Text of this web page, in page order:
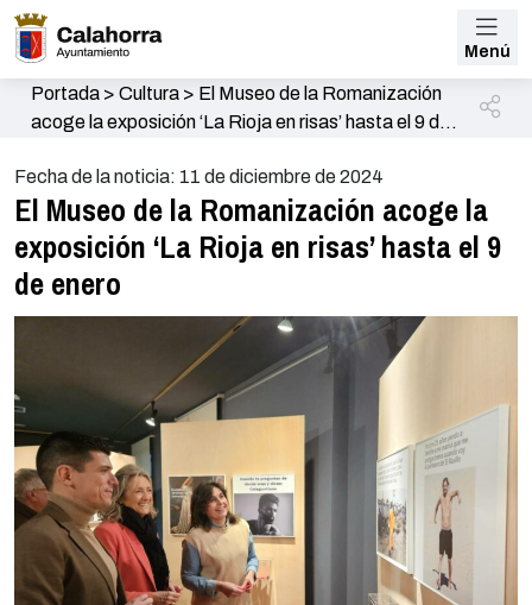
Menú
Portada> Cultura> El Museo de la Romanización
acoge la exposición ‘La Rioja en risas’ hasta el 9 de
Fecha de la noticia: 11 de diciembre de 2024
El Museo de la Romanización acoge la
exposición ‘La Rioja en risas’ hasta el 9
de enero